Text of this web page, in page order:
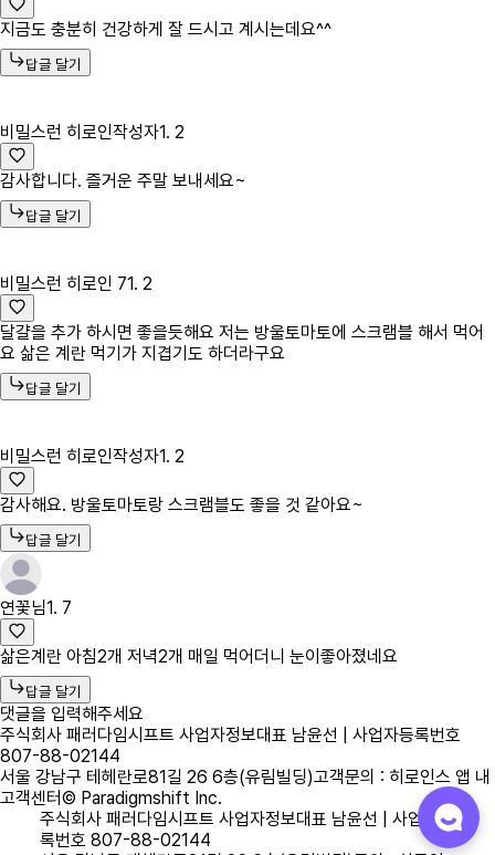
지금도 충분히 건강하게 잘 드시고 계시는데요^^
답글 달기
비밀스런 히로인작성자1. 2
감사합니다. 즐거운 주말 보내세요~
답글 달기
비밀스런 히로인 71. 2
달걀을 추가 하시면 좋을듯해요 저는 방울토마토에 스크램블 해서 먹어
요 삶은 계란 먹기가 지겹기도 하더라구요
답글 달기
비밀스런 히로인작성자1. 2
감사해요. 방울토마토랑 스크램블도 좋을 것 같아요~
답글 달기
연꽃님1. 7
삶은계란 아침2개 저녁2개 매일 먹어더니 눈이좋아졌네요
답글 달기
댓글을 입력해주세요
주식회사 패러다임시프트 사업자정보대표 남윤선 | 사업자등록번호
807-88-02144
서울 강남구 테헤란로81길 26 6층(유림빌딩)고객문의 : 히로인스 앱 내
고객센터© Paradigmshift Inc.
주식회사 패러다임시프트 사업자정보대표 남윤선 | 사업자등
록번호 807-88-02144